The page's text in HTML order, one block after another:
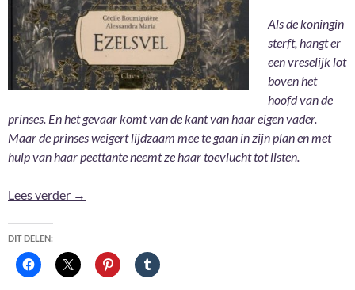
Als de koningin
sterft, hangt er
een vreselijk lot
boven het
hoofd van de
prinses. En het gevaar komt van de kant van haar eigen vader.
Maar de prinses weigert lijdzaam mee te gaan in zijn plan en met
hulp van haar peettante neemt ze haar toevlucht tot listen.
Lees verder Ezelsvel – Cécil Roumiquière en Alessandra Maria
→
DIT DELEN: